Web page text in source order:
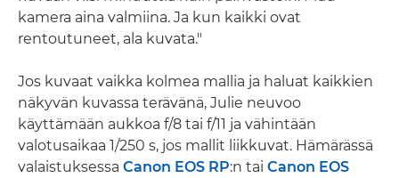
kamera aina valmiina. Ja kun kaikki ovat
rentoutuneet, ala kuvata."
Jos kuvaat vaikka kolmea mallia ja haluat kaikkien
näkyvän kuvassa terävänä, Julie neuvoo
käyttämään aukkoa f/8 tai f/11 ja vähintään
valotusaikaa 1/250 s, jos mallit liikkuvat. Hämärässä
valaistuksessa Canon EOS RP:n tai Canon EOS